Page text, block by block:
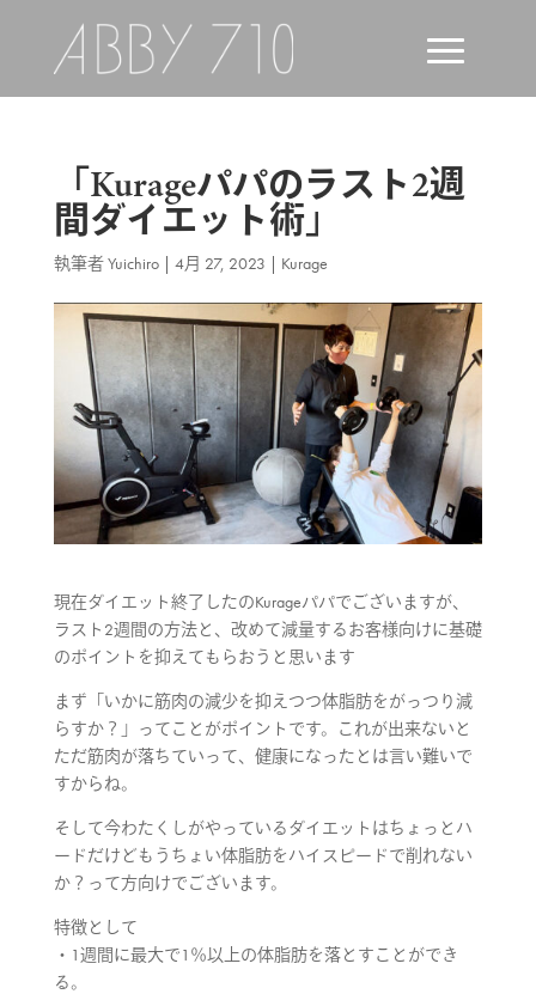
「Kurageパパのラスト2週
間ダイエット術」
執筆者Yuichiro| 4月 27, 2023 | Kurage
現在ダイエット終了したのKurageパパでございますが、
ラスト2週間の方法と、改めて減量するお客様向けに基礎
のポイントを抑えてもらおうと思います
まず「いかに筋肉の減少を抑えつつ体脂肪をがっつり減
らすか？」ってことがポイントです。これが出来ないと
ただ筋肉が落ちていって、健康になったとは言い難いで
すからね。
そして今わたくしがやっているダイエットはちょっとハ
ードだけどもうちょい体脂肪をハイスピードで削れない
か？って方向けでございます。
特徴として
・1週間に最大で1％以上の体脂肪を落とすことができ
る。